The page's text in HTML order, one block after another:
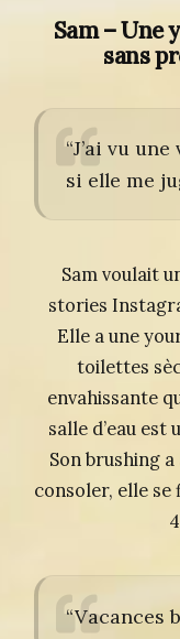
Sam – Une
sans
“J’ai vu
si elle me
Sam voulait
stories
Elle a une
toilettes
envahissante
salle d’eau est
Son brushing
consoler, elle se
“Vacances